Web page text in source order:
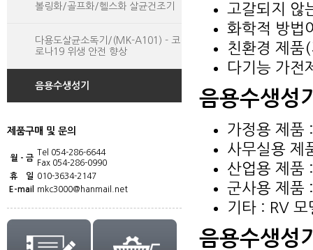
볼링화/골프화/헬스화 살균건조기
다용도살균소독기/(MK-A101) - 코
로나19 위생 안전 향상
음용수생성기
제품구매 및 문의
월 - 금
Tel 054-286-6644
Fax 054-286-0990
휴 일 010-3634-2147
E-mail
mkc3000@hanmail.net
고갈되지 않
화학적 방법
친환경 제품
다기능 가전
음용수생성
가정용 제품
사무실용 제
산업용 제품
군사용 제품
기타 : RV
음용수생성